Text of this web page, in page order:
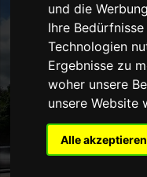
und die
Ihre
Technologien
Ergebnisse zu
woher unsere
unsere Website
Alle akzeptieren